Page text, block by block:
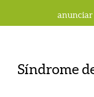
anunciar
Síndrome